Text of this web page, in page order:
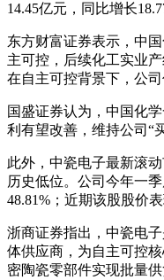
14.45亿元，同比增长
东方财富证券表示，中
主可控，后续化工实业
在自主可控背景下，公
国盛证券认为，中国化
利有望改善，维持公司“
此外，中瓷电子最新滚
历史低位。公司今年一
48.81%；近期该股股价
浙商证券指出，中瓷电
体供应商，为自主可控
密陶瓷零部件实现批量